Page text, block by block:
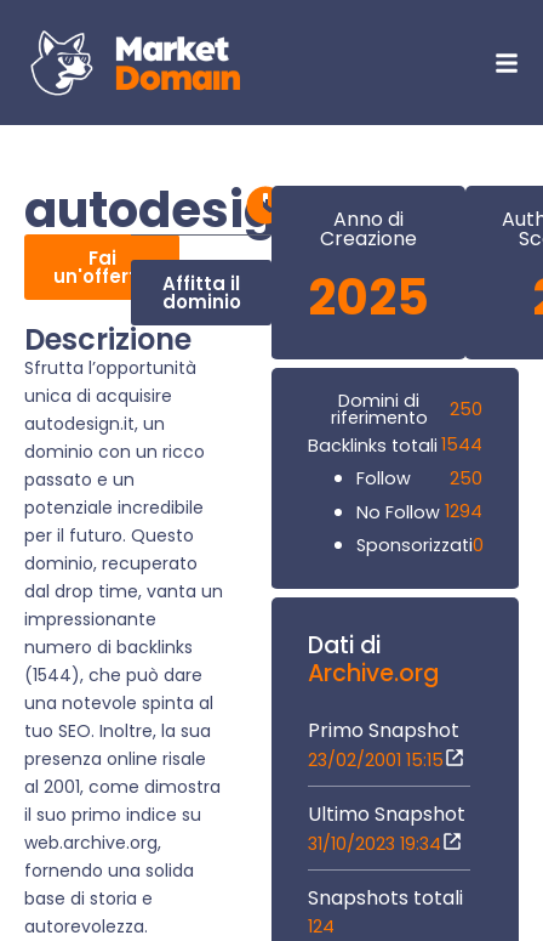
autodesign.it
Fai
un'offerta Affitta il
dominio
Descrizione
Sfrutta l’opportunità
unica di acquisire
autodesign.it, un
dominio con un ricco
passato e un
potenziale incredibile
per il futuro. Questo
dominio, recuperato
dal drop time, vanta un
impressionante
numero di backlinks
(1544), che può dare
una notevole spinta al
tuo SEO. Inoltre, la sua
presenza online risale
al 2001, come dimostra
il suo primo indice su
web.archive.org,
fornendo una solida
base di storia e
autorevolezza.
Anno di
Creazione
2025
Domini di
riferimento
250
Backlinks totali 1544
Follow
250
No Follow 1294
Sponsorizzati0
Dati di
Archive.org
Primo Snapshot
23/02/2001 15:15
Ultimo Snapshot
31/10/2023 19:34
Snapshots totali
124